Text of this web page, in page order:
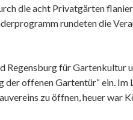
die acht Privatgärten
rundeten die
Regensburg für Gartenkultur
der offenen Gartentür“ ein.
zu öffnen, heuer war